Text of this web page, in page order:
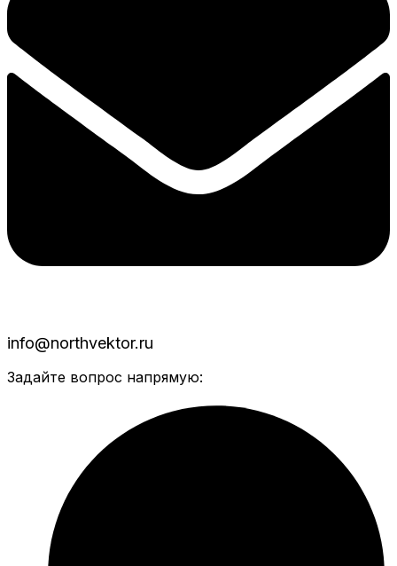
info@northvektor.ru
Задайте вопрос напрямую: